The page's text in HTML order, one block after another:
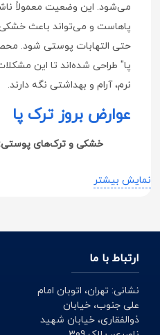
می‌شود. این وضعیت معمولاً
پاهاست و می‌تواند باعث
حتی التهابات پوستی شود.
پا" طراحی شده‌اند تا این
نرم، آرام و بهداشتی نگه دارند.
عوارض بروز ترک پا
خشکی و ترک‌های پوستی:
افزایش خستگی و
خطر ابتلا به عفونت:
آسیب دیده، زخم‌ها را
نمایش بیشتر
ارتباط با ما
نشانی: تهران، اتوبان امام
علی جنوب، خیابان
ذوالفقاری، خیابان شهید